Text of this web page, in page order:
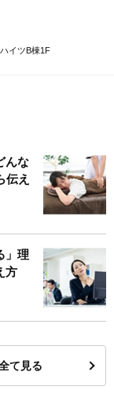
イツB棟1F
んな
伝え
」理
方
て見る